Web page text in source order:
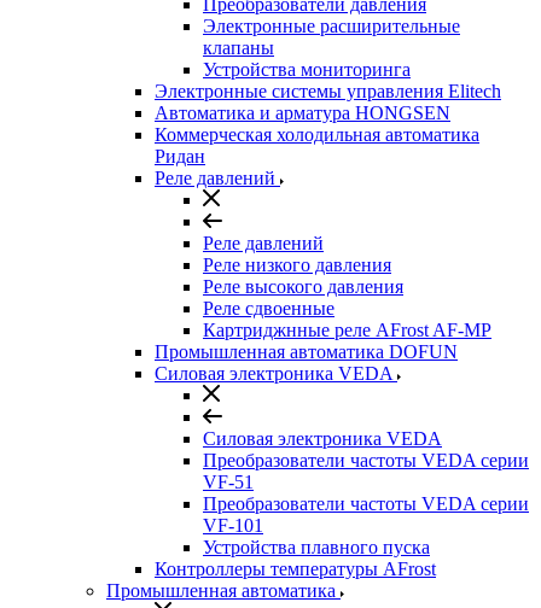
Преобразователи давления
Электронные расширительные
клапаны
Устройства мониторинга
Электронные системы управления Elitech
Автоматика и арматура HONGSEN
Коммерческая холодильная автоматика
Ридан
Реле давлений
Реле давлений
Реле низкого давления
Реле высокого давления
Реле сдвоенные
Картриджнные реле AFrost AF-MP
Промышленная автоматика DOFUN
Силовая электроника VEDA
Силовая электроника VEDA
Преобразователи частоты VEDA серии
VF-51
Преобразователи частоты VEDA серии
VF-101
Устройства плавного пуска
Контроллеры температуры AFrost
Промышленная автоматика